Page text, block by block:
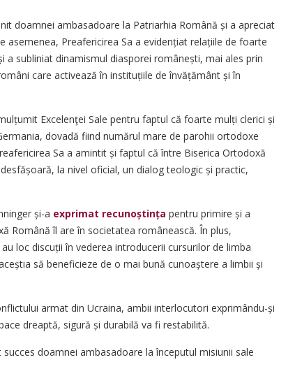
doamnei ambasadoare la Patriarhia Română și a apreciat
asemenea, Preafericirea Sa a eviden­țiat relațiile de foarte
subliniat dinamismul diasporei românești, mai ales prin
care activează în institu­țiile de învățământ și în
Excelenţei Sale pentru faptul că foarte mulți clerici și
dovadă fiind numărul mare de parohii ortodoxe
Sa a amintit și faptul că între Biserica Ortodoxă
la nivel oficial, un dialog teologic și practic,
și-a exprimat recunoștința pentru primire și a
Română îl are în societatea românească. În plus,
loc dis­cuții în vederea introducerii cursurilor de limba
să beneficieze de o mai bună cunoaștere a limbii și
armat din Ucraina, ambii interlocutori exprimându-și
dreaptă, sigură și durabilă va fi restabilită.
doamnei ambasadoare la începutul misiunii sale